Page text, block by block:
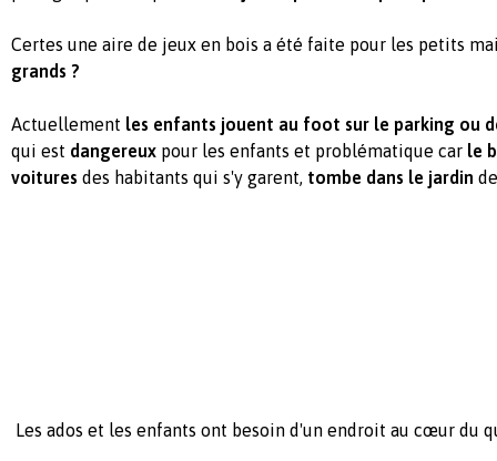
Certes une aire de jeux en bois a été faite pour les petits
grands ?
Actuellement les enfants jouent au foot sur le parking ou
qui est dangereux pour les enfants et problématique car le
voitures des habitants qui s'y garent, tombe dans le jardin
Les ados et les enfants ont besoin d'un endroit au cœur du